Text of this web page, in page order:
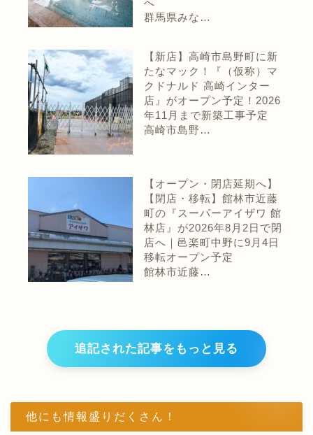
群馬県みな…
【新店】高崎市島野町に新
たなマック！『（仮称）マ
クドナルド 高崎インター
店』がオープン予定！2026
年11月まで新築工事予定
高崎市島野…
【オープン・閉店延期へ】
【閉店・移転】館林市近藤
町の『スーパーアイザワ 館
林店』が2026年8月2日で閉
店へ｜邑楽町中野に9月4日
移転オープン予定
館林市近藤…
追記された記事をもっと見る
他にも情報盛りだくさん！